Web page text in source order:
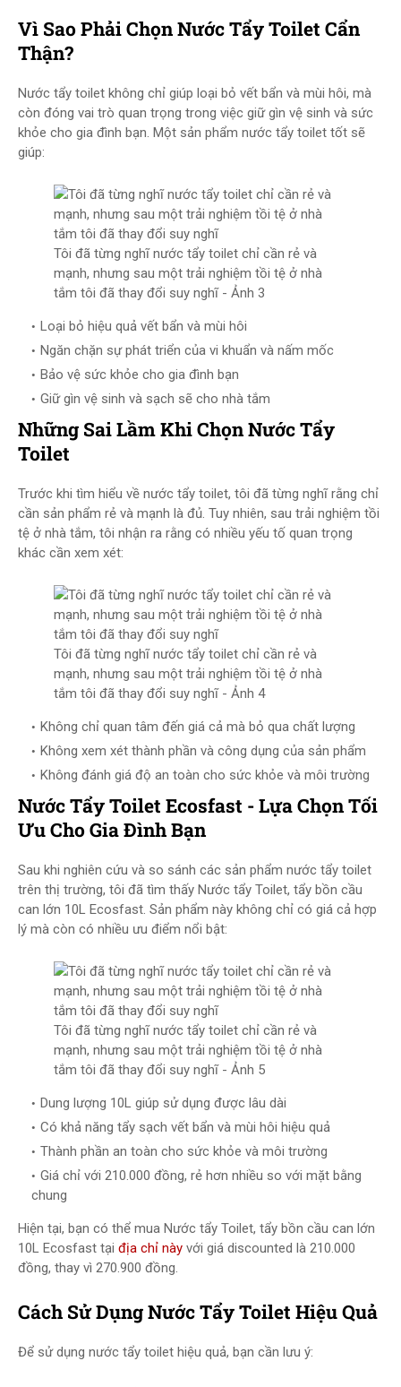
Vì Sao Phải Chọn Nước Tẩy Toilet Cẩn
Thận?
Nước tẩy toilet không chỉ giúp loại bỏ vết bẩn và mùi hôi, mà
còn đóng vai trò quan trọng trong việc giữ gìn vệ sinh và sức
khỏe cho gia đình bạn. Một sản phẩm nước tẩy toilet tốt sẽ
giúp:
Tôi đã từng nghĩ nước tẩy toilet chỉ cần rẻ và
mạnh, nhưng sau một trải nghiệm tồi tệ ở nhà
tắm tôi đã thay đổi suy nghĩ - Ảnh 3
Loại bỏ hiệu quả vết bẩn và mùi hôi
Ngăn chặn sự phát triển của vi khuẩn và nấm mốc
Bảo vệ sức khỏe cho gia đình bạn
Giữ gìn vệ sinh và sạch sẽ cho nhà tắm
Những Sai Lầm Khi Chọn Nước Tẩy
Toilet
Trước khi tìm hiểu về nước tẩy toilet, tôi đã từng nghĩ rằng chỉ
cần sản phẩm rẻ và mạnh là đủ. Tuy nhiên, sau trải nghiệm tồi
tệ ở nhà tắm, tôi nhận ra rằng có nhiều yếu tố quan trọng
khác cần xem xét:
Tôi đã từng nghĩ nước tẩy toilet chỉ cần rẻ và
mạnh, nhưng sau một trải nghiệm tồi tệ ở nhà
tắm tôi đã thay đổi suy nghĩ - Ảnh 4
Không chỉ quan tâm đến giá cả mà bỏ qua chất lượng
Không xem xét thành phần và công dụng của sản phẩm
Không đánh giá độ an toàn cho sức khỏe và môi trường
Nước Tẩy Toilet Ecosfast - Lựa Chọn Tối
Ưu Cho Gia Đình Bạn
Sau khi nghiên cứu và so sánh các sản phẩm nước tẩy toilet
trên thị trường, tôi đã tìm thấy Nước tẩy Toilet, tẩy bồn cầu
can lớn 10L Ecosfast. Sản phẩm này không chỉ có giá cả hợp
lý mà còn có nhiều ưu điểm nổi bật:
Tôi đã từng nghĩ nước tẩy toilet chỉ cần rẻ và
mạnh, nhưng sau một trải nghiệm tồi tệ ở nhà
tắm tôi đã thay đổi suy nghĩ - Ảnh 5
Dung lượng 10L giúp sử dụng được lâu dài
Có khả năng tẩy sạch vết bẩn và mùi hôi hiệu quả
Thành phần an toàn cho sức khỏe và môi trường
Giá chỉ với 210.000 đồng, rẻ hơn nhiều so với mặt bằng
chung
Hiện tại, bạn có thể mua Nước tẩy Toilet, tẩy bồn cầu can lớn
10L Ecosfast tại địa chỉ này với giá discounted là 210.000
đồng, thay vì 270.900 đồng.
Cách Sử Dụng Nước Tẩy Toilet Hiệu Quả
Để sử dụng nước tẩy toilet hiệu quả, bạn cần lưu ý: